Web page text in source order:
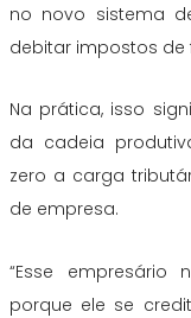
no novo sistema
debitar impostos de
Na prática, isso
da cadeia
zero a carga
de empresa.
“Esse
porque ele se